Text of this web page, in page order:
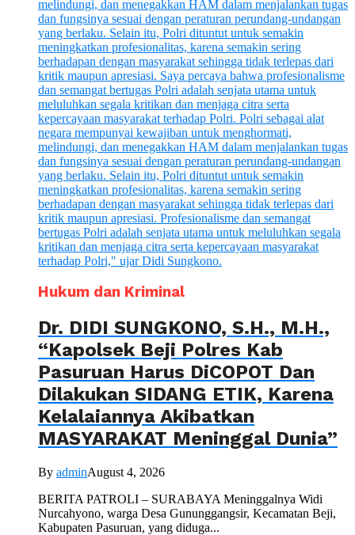
Hukum dan Kriminal
Dr. DIDI SUNGKONO, S.H., M.H.,
“Kapolsek Beji Polres Kab
Pasuruan Harus DiCOPOT Dan
Dilakukan SIDANG ETIK, Karena
Kelalaiannya Akibatkan
MASYARAKAT Meninggal Dunia”
By adminAugust 4, 2026
BERITA PATROLI – SURABAYA Meninggalnya Widi
Nurcahyono, warga Desa Gununggangsir, Kecamatan Beji,
Kabupaten Pasuruan, yang diduga...